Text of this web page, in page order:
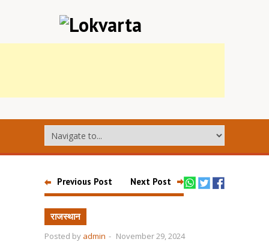
Previous Post Next Post
राजस्थान
Posted by admin - November 29, 2024